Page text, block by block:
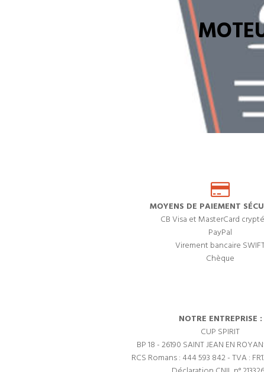
MOYENS DE PAIEMENT
CB Visa et MasterCard
PayPal
Virement bancaire
Chèque
NOTRE ENTREPRISE :
CUP SPIRIT
BP 18 - 26190 SAINT JEAN EN
RCS Romans : 444 593 842 - TVA :